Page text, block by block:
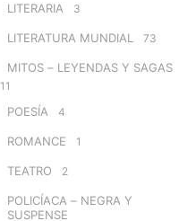
LITERARIA 3
LITERATURA MUNDIAL 73
MITOS – LEYENDAS Y SAGAS
11
POESÍA 4
ROMANCE 1
TEATRO 2
POLICÍACA – NEGRA Y
SUSPENSE